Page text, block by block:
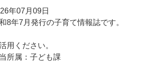
年07月09日
8年7月発行の子育て情報誌です。
用ください。
所属：子ども課